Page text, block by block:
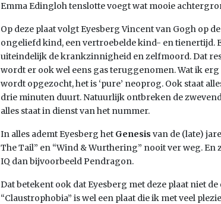
Emma Edingloh tenslotte voegt wat mooie
Op deze plaat volgt Eyesberg Vincent van Gogh op
ongeliefd kind, een vertroebelde kind- en tienertijd.
uiteindelijk de krankzinnigheid en zelfmoord. Dat
wordt er ook wel eens gas teruggenomen. Wat ik
wordt opgezocht, het is ‘pure’ neoprog. Ook staat
drie minuten duurt. Natuurlijk ontbreken de
alles staat in dienst van het nummer.
In alles ademt Eyesberg het Genesis van de (late)
The Tail” en “Wind & Wurthering” nooit ver weg.
IQ dan bijvoorbeeld Pendragon.
Dat betekent ook dat Eyesberg met deze plaat niet
“Claustrophobia” is wel een plaat die ik met veel